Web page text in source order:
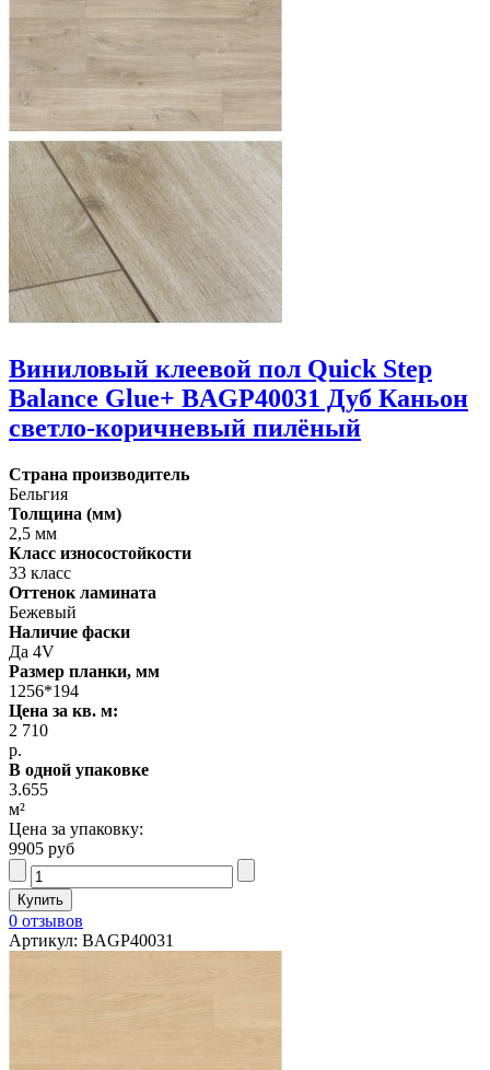
Виниловый клеевой пол Quick Step
Balance Glue+ BAGP40031 Дуб Каньон
светло-коричневый пилёный
Страна производитель
Бельгия
Толщина (мм)
2,5 мм
Класс износостойкости
33 класс
Оттенок ламината
Бежевый
Наличие фаски
Да 4V
Размер планки, мм
1256*194
Цена за кв. м:
2 710
р.
В одной упаковке
3.655
м²
Цена за упаковку:
9905 руб
0 отзывов
Артикул: BAGP40031